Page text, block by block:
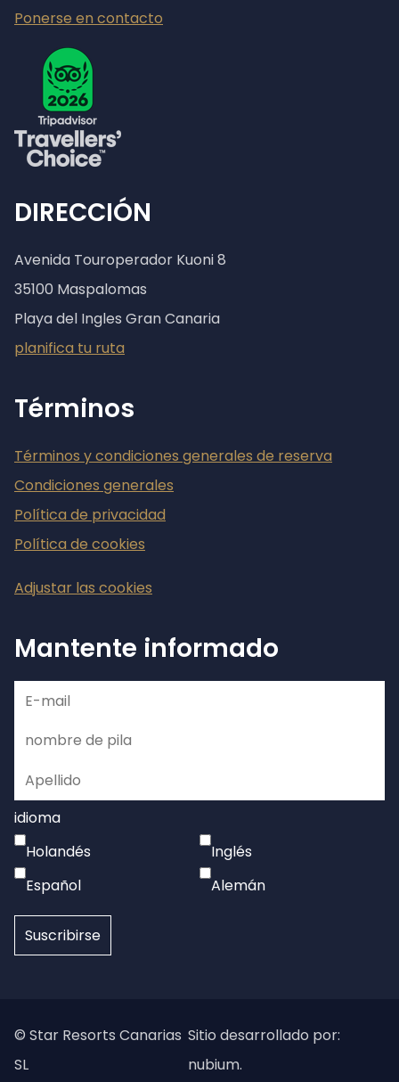
Ponerse en contacto
DIRECCIÓN
Avenida Touroperador Kuoni 8
35100 Maspalomas
Playa del Ingles Gran Canaria
planifica tu ruta
Términos
Términos y condiciones generales de reserva
Condiciones generales
Política de privacidad
Política de cookies
Adjustar las cookies
Mantente informado
idioma
Holandés
Inglés
Español
Alemán
© Star Resorts Canarias
SL
Sitio desarrollado por:
nubium.